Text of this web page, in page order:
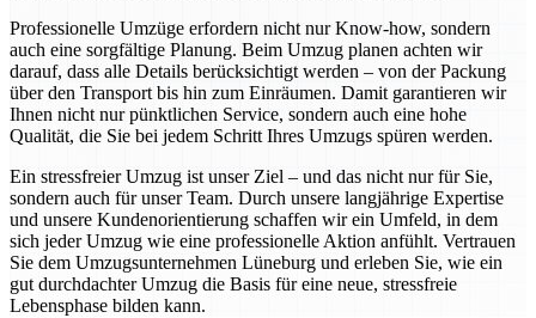
Professionelle Umzüge erfordern nicht nur Know-how, sondern
auch eine sorgfältige Planung. Beim Umzug planen achten wir
darauf, dass alle Details berücksichtigt werden – von der Packung
über den Transport bis hin zum Einräumen. Damit garantieren wir
Ihnen nicht nur pünktlichen Service, sondern auch eine hohe
Qualität, die Sie bei jedem Schritt Ihres Umzugs spüren werden.
Ein stressfreier Umzug ist unser Ziel – und das nicht nur für Sie,
sondern auch für unser Team. Durch unsere langjährige Expertise
und unsere Kundenorientierung schaffen wir ein Umfeld, in dem
sich jeder Umzug wie eine professionelle Aktion anfühlt. Vertrauen
Sie dem Umzugsunternehmen Lüneburg und erleben Sie, wie ein
gut durchdachter Umzug die Basis für eine neue, stressfreie
Lebensphase bilden kann.